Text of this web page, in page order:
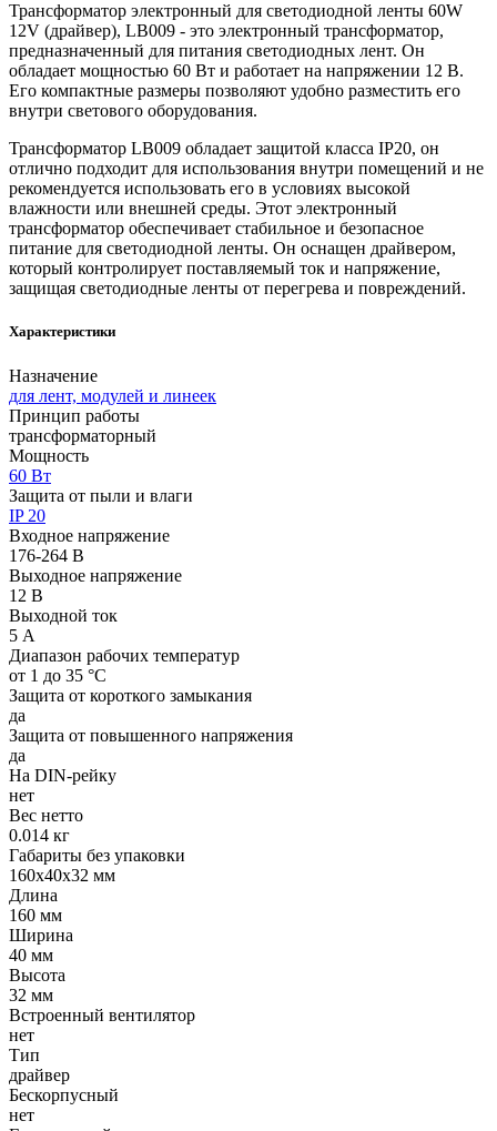
Трансформатор электронный для светодиодной ленты 60W
12V (драйвер), LB009 - это электронный трансформатор,
предназначенный для питания светодиодных лент. Он
обладает мощностью 60 Вт и работает на напряжении 12 В.
Его компактные размеры позволяют удобно разместить его
внутри светового оборудования.
Трансформатор LB009 обладает защитой класса IP20, он
отлично подходит для использования внутри помещений и не
рекомендуется использовать его в условиях высокой
влажности или внешней среды. Этот электронный
трансформатор обеспечивает стабильное и безопасное
питание для светодиодной ленты. Он оснащен драйвером,
который контролирует поставляемый ток и напряжение,
защищая светодиодные ленты от перегрева и повреждений.
Характеристики
Назначение
для лент, модулей и линеек
Принцип работы
трансформаторный
Мощность
60 Вт
Защита от пыли и влаги
IP 20
Входное напряжение
176-264 В
Выходное напряжение
12 В
Выходной ток
5 А
Диапазон рабочих температур
от 1 до 35 °С
Защита от короткого замыкания
да
Защита от повышенного напряжения
да
На DIN-рейку
нет
Вес нетто
0.014 кг
Габариты без упаковки
160х40х32 мм
Длина
160 мм
Ширина
40 мм
Высота
32 мм
Встроенный вентилятор
нет
Тип
драйвер
Бескорпусный
нет